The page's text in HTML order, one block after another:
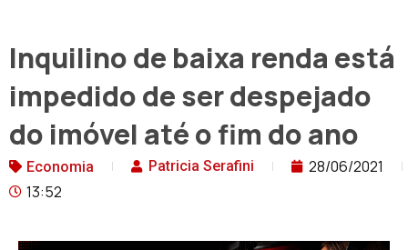
Inquilino de baixa renda está
impedido de ser despejado
do imóvel até o fim do ano
Economia Patricia Serafini
28/06/2021
13:52